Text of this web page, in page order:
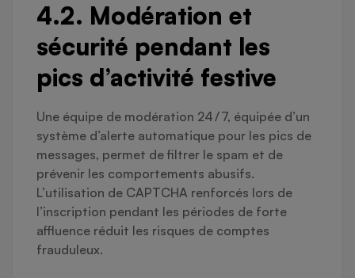
4.2. Modération et
sécurité pendant les
pics d’activité festive
Une équipe de modération 24 / 7, équipée d’un
système d’alerte automatique pour les pics de
messages, permet de filtrer le spam et de
prévenir les comportements abusifs.
L’utilisation de CAPTCHA renforcés lors de
l’inscription pendant les périodes de forte
affluence réduit les risques de comptes
frauduleux.